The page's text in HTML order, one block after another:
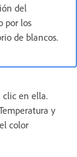
del
por los
de blancos.
clic en ella.
y
color